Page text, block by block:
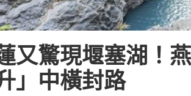
又驚現堰塞湖！
」中橫封路